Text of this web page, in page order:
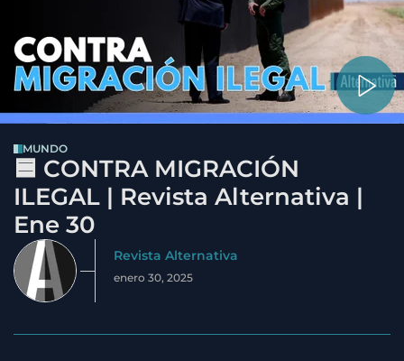
MUNDO
🟦 CONTRA MIGRACIÓN
ILEGAL | Revista Alternativa |
Ene 30
Revista Alternativa
enero 30, 2025